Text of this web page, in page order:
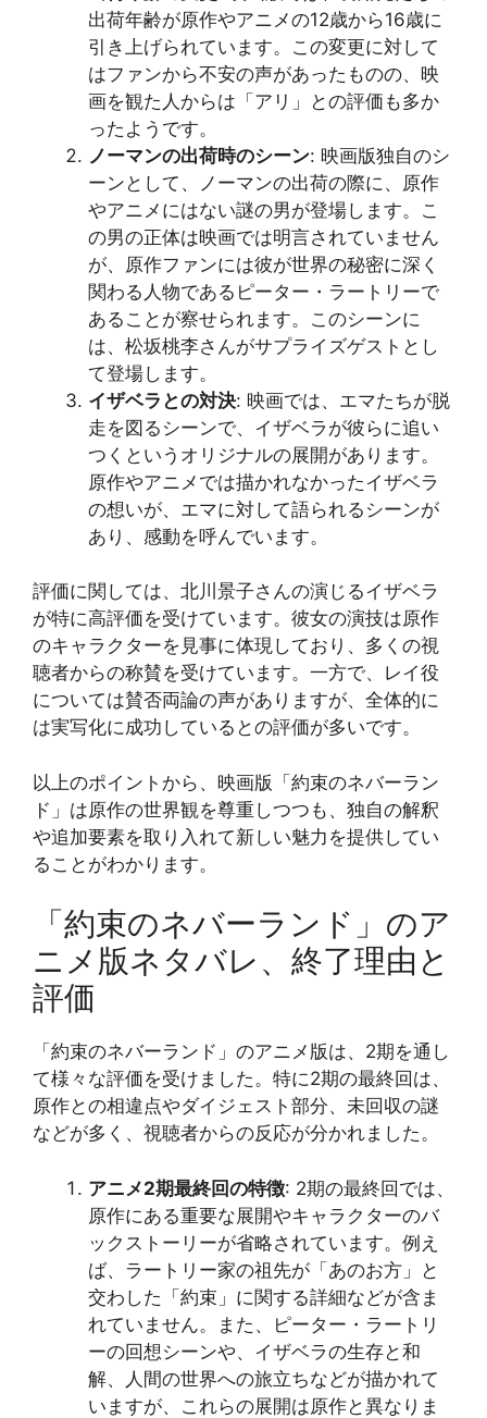
出荷年齢が原作やアニメの12歳から16歳に
引き上げられています。この変更に対して
はファンから不安の声があったものの、映
画を観た人からは「アリ」との評価も多か
ったようです​​。
ノーマンの出荷時のシーン: 映画版独自のシ
ーンとして、ノーマンの出荷の際に、原作
やアニメにはない謎の男が登場します。こ
の男の正体は映画では明言されていません
が、原作ファンには彼が世界の秘密に深く
関わる人物であるピーター・ラートリーで
あることが察せられます。このシーンに
は、松坂桃李さんがサプライズゲストとし
て登場します​​。
イザベラとの対決: 映画では、エマたちが脱
走を図るシーンで、イザベラが彼らに追い
つくというオリジナルの展開があります。
原作やアニメでは描かれなかったイザベラ
の想いが、エマに対して語られるシーンが
あり、感動を呼んでいます​​。
評価に関しては、北川景子さんの演じるイザベラ
が特に高評価を受けています。彼女の演技は原作
のキャラクターを見事に体現しており、多くの視
聴者からの称賛を受けています。一方で、レイ役
については賛否両論の声がありますが、全体的に
は実写化に成功しているとの評価が多いです​​。
以上のポイントから、映画版「約束のネバーラン
ド」は原作の世界観を尊重しつつも、独自の解釈
や追加要素を取り入れて新しい魅力を提供してい
ることがわかります。
「約束のネバーランド」のア
ニメ版ネタバレ、終了理由と
評価
「約束のネバーランド」のアニメ版は、2期を通し
て様々な評価を受けました。特に2期の最終回は、
原作との相違点やダイジェスト部分、未回収の謎
などが多く、視聴者からの反応が分かれました。
アニメ2期最終回の特徴: 2期の最終回では、
原作にある重要な展開やキャラクターのバ
ックストーリーが省略されています。例え
ば、ラートリー家の祖先が「あのお方」と
交わした「約束」に関する詳細などが含ま
れていません。また、ピーター・ラートリ
ーの回想シーンや、イザベラの生存と和
解、人間の世界への旅立ちなどが描かれて
いますが、これらの展開は原作と異なりま